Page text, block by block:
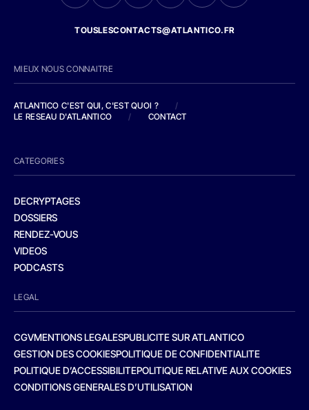
TOUSLESCONTACTS@ATLANTICO.FR
MIEUX NOUS CONNAITRE
ATLANTICO C'EST QUI, C'EST QUOI ?
/
LE RESEAU D'ATLANTICO
/ CONTACT
CATEGORIES
DECRYPTAGES
DOSSIERS
RENDEZ-VOUS
VIDEOS
PODCASTS
LEGAL
CGVMENTIONS LEGALESPUBLICITE SUR ATLANTICO
GESTION DES COOKIESPOLITIQUE DE CONFIDENTIALITE
POLITIQUE D’ACCESSIBILITEPOLITIQUE RELATIVE AUX COOKIES
CONDITIONS GENERALES D’UTILISATION